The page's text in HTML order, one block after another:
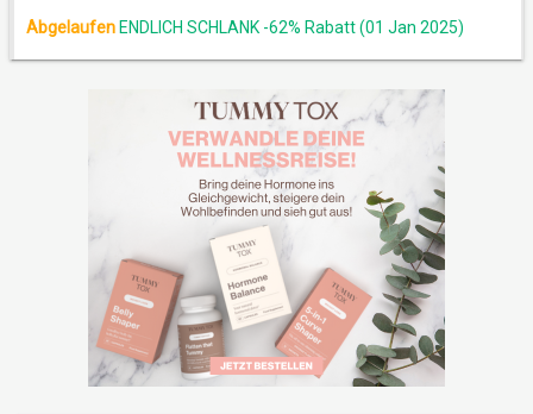
AbgelaufenENDLICH SCHLANK -62% Rabatt (01 Jan 2025)